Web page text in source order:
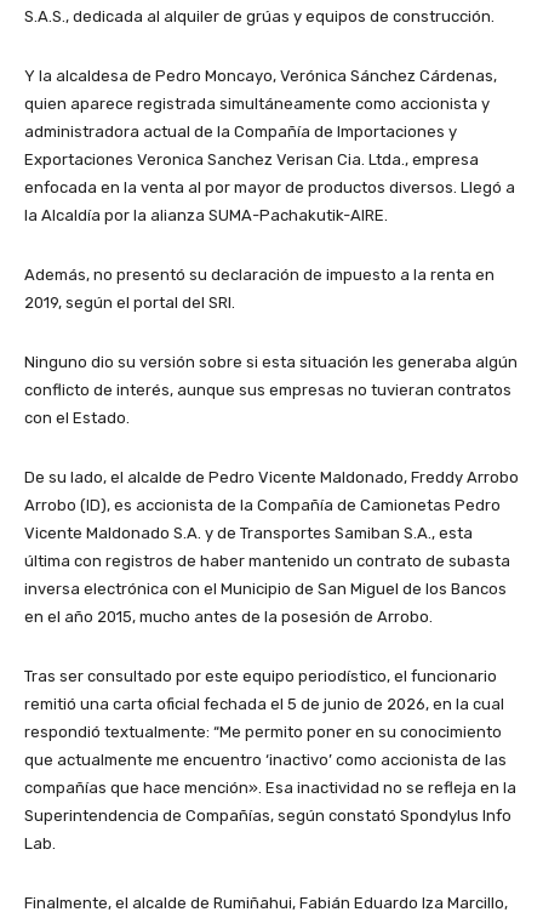
S.A.S., dedicada al alquiler de grúas y equipos de construcción.
Y la alcaldesa de Pedro Moncayo, Verónica Sánchez Cárdenas,
quien aparece registrada simultáneamente como accionista y
administradora actual de la Compañía de Importaciones y
Exportaciones Veronica Sanchez Verisan Cia. Ltda., empresa
enfocada en la venta al por mayor de productos diversos. Llegó a
la Alcaldía por la alianza SUMA-Pachakutik-AIRE.
Además, no presentó su declaración de impuesto a la renta en
2019, según el portal del SRI.
Ninguno dio su versión sobre si esta situación les generaba algún
conflicto de interés, aunque sus empresas no tuvieran contratos
con el Estado.
De su lado, el alcalde de Pedro Vicente Maldonado, Freddy Arrobo
Arrobo (ID), es accionista de la Compañía de Camionetas Pedro
Vicente Maldonado S.A. y de Transportes Samiban S.A., esta
última con registros de haber mantenido un contrato de subasta
inversa electrónica con el Municipio de San Miguel de los Bancos
en el año 2015, mucho antes de la posesión de Arrobo.
Tras ser consultado por este equipo periodístico, el funcionario
remitió una carta oficial fechada el 5 de junio de 2026, en la cual
respondió textualmente: “Me permito poner en su conocimiento
que actualmente me encuentro ‘inactivo’ como accionista de las
compañías que hace mención». Esa inactividad no se refleja en la
Superintendencia de Compañías, según constató Spondylus Info
Lab.
Finalmente, el alcalde de Rumiñahui, Fabián Eduardo Iza Marcillo,